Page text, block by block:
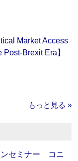
Market Access
Brexit Era】
もっと見る »
ンセミナー コニ